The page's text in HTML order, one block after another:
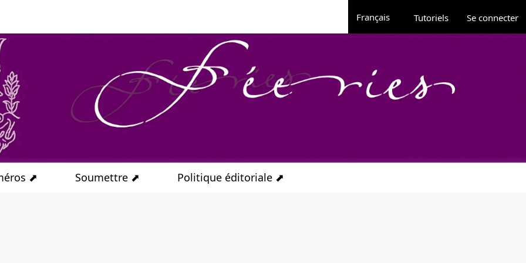
Changer de langue. La langue actuelle est
Français
Administration
Tutoriels Se connecter
⬈ Soumettre ⬈ Politique éditoriale ⬈